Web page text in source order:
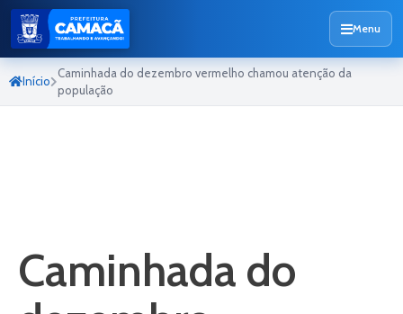
Menu
Início
Caminhada do dezembro vermelho chamou atenção da
população
Caminhada do